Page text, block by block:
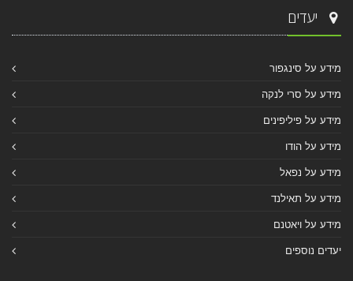
יעדים
מידע על סינגפור
מידע על סרי לנקה
מידע על פיליפינים
מידע על הודו
מידע על נפאל
מידע על תאילנד
מידע על ויאטנם
יעדים נוספים